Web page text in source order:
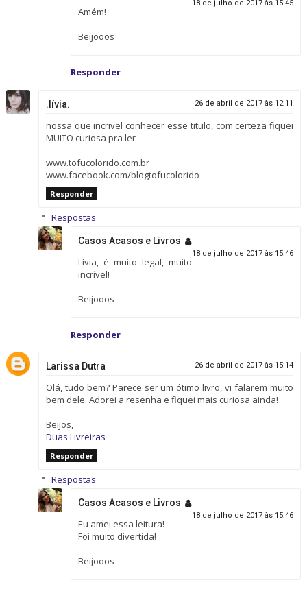
18 de julho de 2017 às 15:45
Amém!
Beijooos
Responder
.lívia. 26 de abril de 2017 às 12:11
nossa que incrivel conhecer esse titulo, com certeza fiquei
MUITO curiosa pra ler
www.tofucolorido.com.br
www.facebook.com/blogtofucolorido
Responder
Respostas
Casos Acasos e Livros
18 de julho de 2017 às 15:46
Lívia, é muito legal, muito
incrível!
Beijooos
Responder
Larissa Dutra 26 de abril de 2017 às 15:14
Olá, tudo bem? Parece ser um ótimo livro, vi falarem muito
bem dele. Adorei a resenha e fiquei mais curiosa ainda!
Beijos,
Duas Livreiras
Responder
Respostas
Casos Acasos e Livros
18 de julho de 2017 às 15:46
Eu amei essa leitura!
Foi muito divertida!
Beijooos